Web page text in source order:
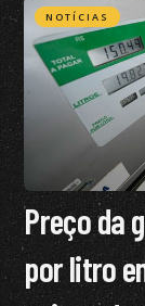
NOTÍCIAS
Preço da
por litro